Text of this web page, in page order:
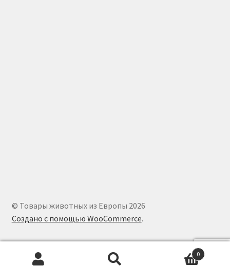
© Товары животных из Европы 2026
Создано с помощью WooCommerce.
0